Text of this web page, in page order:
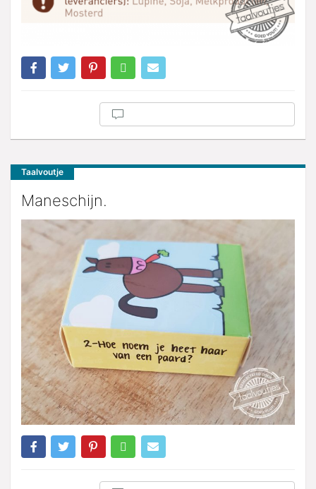
Taalvoutje
Maneschijn.